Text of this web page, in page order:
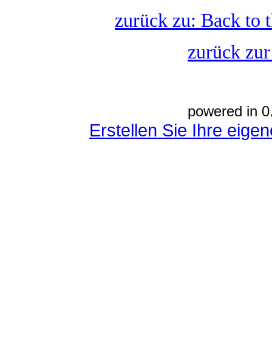
zurück zu: Back to
zurück
powered in
Erstellen Sie Ihre